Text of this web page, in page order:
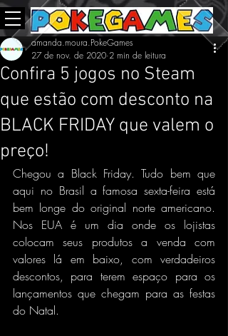
Confira 5 jogos no Steam
que estão com desconto na
BLACK FRIDAY que valem o
preço!
amanda.moura.PokeGames
27 de nov. de 2020 2 min de leitura
Chegou a Black Friday. Tudo bem que
aqui no Brasil a famosa sexta-feira está
bem longe do original norte americano.
Nos EUA é um dia onde os lojistas
colocam seus produtos a venda com
valores lá em baixo, com verdadeiros
descontos, para terem espaço para os
lançamentos que chegam para as festas
do Natal.